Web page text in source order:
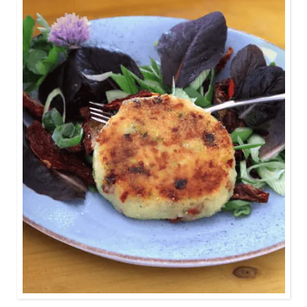
0:30
Was kann man aus dem Original Bayerischen
Knödelteig noch alles zubereiten? Wie wäre es mit
Kartoffel-Käse-Pflanzerl? Entdeckt unsere Video-
Anleitung